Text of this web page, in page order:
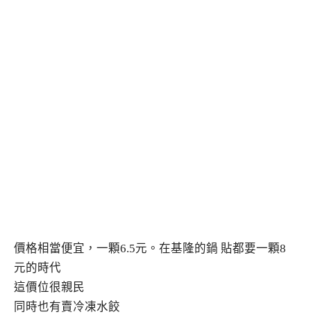
價格相當便宜，一顆6.5元。在基隆的鍋 貼都要一顆8
元的時代
這價位很親民
同時也有賣冷凍水餃